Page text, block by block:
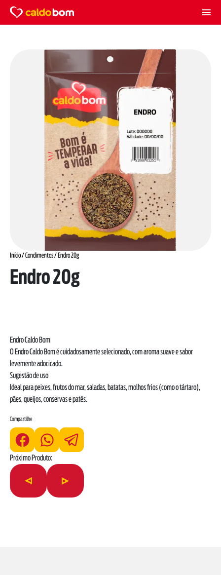
Início/ Condimentos/ Endro 20g
Endro 20g
Endro Caldo Bom
O Endro Caldo Bom é cuidadosamente selecionado, com aroma suave e sabor
levemente adocicado.
Sugestão de uso
Ideal para peixes, frutos do mar, saladas, batatas, molhos frios (como o tártaro),
pães, queijos, conservas e patês.
*As declarações de ingredientes, dados nutricionais e alergênicos podem mudar.
Consulte sempre a embalagem real para obter as informações mais completas e
precisas
Compartilhe
Próximo Produto: